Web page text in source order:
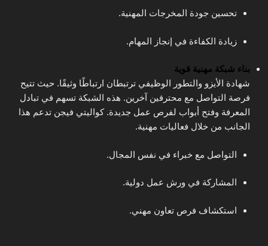
تحسين جودة المخرجات المهنية.
زيادة الكفاءة في إنجاز المهام.
بناء شبكة مهنية قوية
شهادة الأيزو والتطور الوظيفي ترتبطان ارتباطًا وثيقًا. حيث تتيح
فرصة التواصل مع محترفين آخرين. هذه الشبكة تسهم في تبادل
المعرفة وفتح أبواب لفرص عمل جديدة. كواليتي فيجن تدعم هذا
الجانب من خلال فعاليات مهنية.
التواصل مع خبراء في نفس المجال.
المشاركة في ورش عمل دولية.
استكشاف فرص تعاون مهني.